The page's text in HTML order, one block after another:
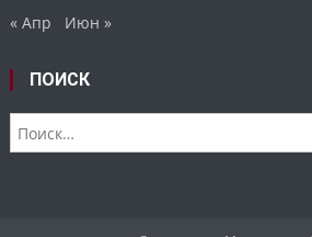
« Апр Июн »
ПОИСК